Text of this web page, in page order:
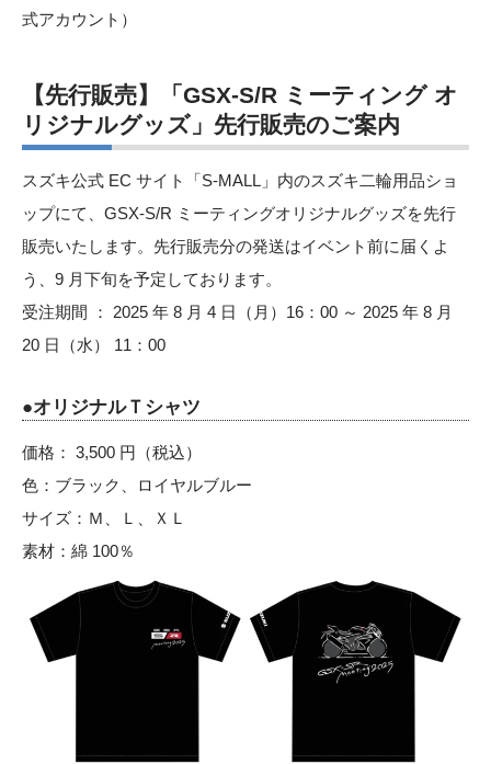
式アカウント）
【先行販売】「GSX-S/R ミーティング オ
リジナルグッズ」先行販売のご案内
スズキ公式 EC サイト「S-MALL」内のスズキ二輪用品ショ
ップにて、GSX-S/R ミーティングオリジナルグッズを先行
販売いたします。先行販売分の発送はイベント前に届くよ
う、9 月下旬を予定しております。
受注期間 ： 2025 年 8 月 4 日（月）16：00 ～ 2025 年 8 月
20 日（水） 11：00
●オリジナルＴシャツ
価格： 3,500 円（税込）
色：ブラック、ロイヤルブルー
サイズ：Ｍ、Ｌ、ＸＬ
素材：綿 100％